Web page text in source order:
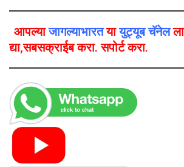
आपल्याजागल्याभारतयायुट्यूब चॅनेल
द्या,सबसक्राईब करा. सपोर्ट करा.